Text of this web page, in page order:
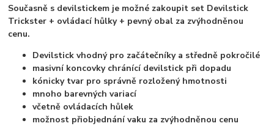
Současně s devilstickem je možné zakoupit set Devilstick
Trickster + ovládací hůlky + pevný obal za zvýhodněnou
cenu.
Devilstick vhodný pro začátečníky a středně pokročilé
masivní koncovky chránící devilstick při dopadu
kónicky tvar pro správně rozložený hmotnosti
mnoho barevných variací
včetně ovládacích hůlek
možnost přiobjednání vaku za zvýhodněnou cenu